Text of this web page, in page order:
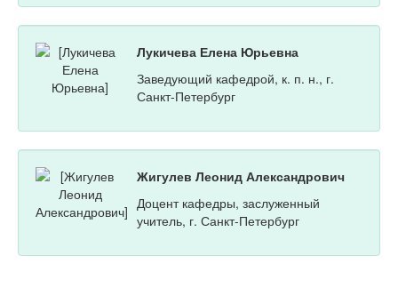
Лукичева Елена Юрьевна
Заведующий кафедрой, к. п. н., г.
Санкт-Петербург
Жигулев Леонид Александрович
Доцент кафедры, заслуженный
учитель, г. Санкт-Петербург